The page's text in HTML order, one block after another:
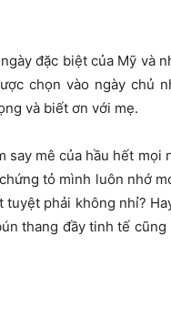
đặc biệt của Mỹ và
chọn vào ngày chủ
và biết ơn với mẹ.
say mê của hầu hết mọi
tỏ mình luôn nhớ
phải không nhỉ?
thang đầy tinh tế cũng